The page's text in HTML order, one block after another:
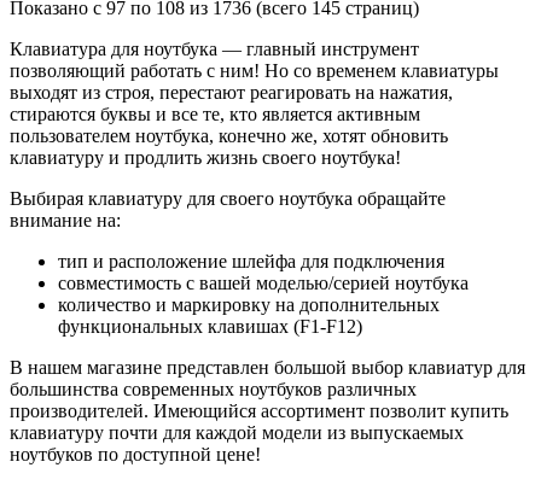
Показано с 97 по 108 из 1736 (всего 145 страниц)
Клавиатура для ноутбука — главный инструмент
позволяющий работать с ним! Но со временем клавиатуры
выходят из строя, перестают реагировать на нажатия,
стираются буквы и все те, кто является активным
пользователем ноутбука, конечно же, хотят обновить
клавиатуру и продлить жизнь своего ноутбука!
Выбирая клавиатуру для своего ноутбука обращайте
внимание на:
тип и расположение шлейфа для подключения
совместимость с вашей моделью/серией ноутбука
количество и маркировку на дополнительных
функциональных клавишах (F1-F12)
В нашем магазине представлен большой выбор клавиатур для
большинства современных ноутбуков различных
производителей. Имеющийся ассортимент позволит купить
клавиатуру почти для каждой модели из выпускаемых
ноутбуков по доступной цене!